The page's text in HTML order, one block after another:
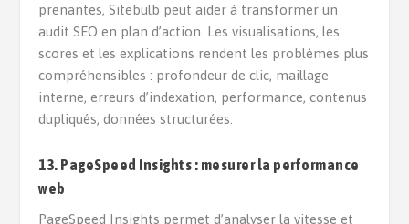
prenantes, Sitebulb peut aider à transformer un
audit SEO en plan d’action. Les visualisations, les
scores et les explications rendent les problèmes plus
compréhensibles : profondeur de clic, maillage
interne, erreurs d’indexation, performance, contenus
dupliqués, données structurées.
13. PageSpeed Insights : mesurer la performance
web
PageSpeed Insights permet d’analyser la vitesse et